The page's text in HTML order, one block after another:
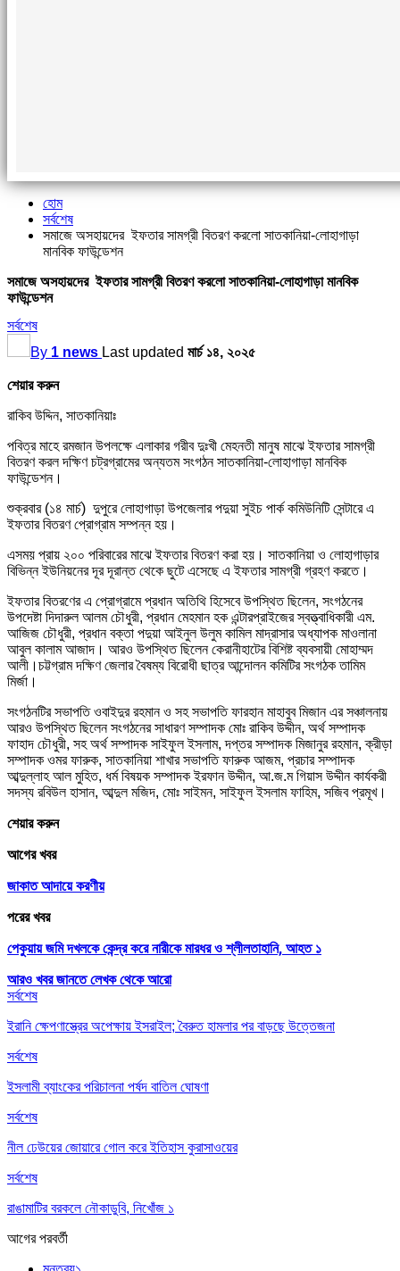
হোম
সর্বশেষ
সমাজে অসহায়দের ইফতার সামগ্রী বিতরণ করলো সাতকানিয়া-লোহাগাড়া
মানবিক ফাউন্ডেশন
সমাজে অসহায়দের ইফতার সামগ্রী বিতরণ করলো সাতকানিয়া-লোহাগাড়া মানবিক
ফাউন্ডেশন
সর্বশেষ
By 1 news Last updated মার্চ ১৪, ২০২৫
শেয়ার করুন
রাকিব উদ্দিন, সাতকানিয়াঃ
পবিত্র মাহে রমজান উপলক্ষে এলাকার গরীব দুঃখী মেহনতী মানুষ মাঝে ইফতার সামগ্রী
বিতরণ করল দক্ষিণ চট্রগ্রামের অন্যতম সংগঠন সাতকানিয়া-লোহাগাড়া মানবিক
ফাউন্ডেশন।
শুক্রবার (১৪ মার্চ) দুপুরে লোহাগাড়া উপজেলার পদুয়া সুইচ পার্ক কমিউনিটি সেন্টারে এ
ইফতার বিতরণ প্রোগ্রাম সম্পন্ন হয়।
এসময় প্রায় ২০০ পরিবারের মাঝে ইফতার বিতরণ করা হয়। সাতকানিয়া ও লোহাগাড়ার
বিভিন্ন ইউনিয়নের দূর দূরান্ত থেকে ছুটে এসেছে এ ইফতার সামগ্রী গ্রহণ করতে।
ইফতার বিতরণের এ প্রোগ্রামে প্রধান অতিথি হিসেবে উপস্থিত ছিলেন, সংগঠনের
উপদেষ্টা দিদারুল আলম চৌধুরী, প্রধান মেহমান হক এন্টারপ্রাইজের স্বত্ত্বাধিকারী এম.
আজিজ চৌধুরী, প্রধান বক্তা পদুয়া আইনুল উলুম কামিল মাদ্রাসার অধ্যাপক মাওলানা
আবুল কালাম আজাদ। আরও উপস্থিত ছিলেন কেরানীহাটের বিশিষ্ট ব্যবসায়ী মোহাম্মদ
আলী।চট্টগ্রাম দক্ষিণ জেলার বৈষম্য বিরোধী ছাত্র আন্দোলন কমিটির সংগঠক তামিম
মির্জা।
সংগঠনটির সভাপতি ওবাইদুর রহমান ও সহ সভাপতি ফারহান মাহাবুব মিজান এর সঞ্চালনায়
আরও উপস্থিত ছিলেন সংগঠনের সাধারণ সম্পাদক মোঃ রাকিব উদ্দীন, অর্থ সম্পাদক
ফাহাদ চৌধুরী, সহ অর্থ সম্পাদক সাইফুল ইসলাম, দপ্তর সম্পাদক মিজানুর রহমান, ক্রীড়া
সম্পাদক ওমর ফারুক, সাতকানিয়া শাখার সভাপতি ফারুক আজম, প্রচার সম্পাদক
আব্দুল্লাহ আল মুহিত, ধর্ম বিষয়ক সম্পাদক ইরফান উদ্দীন, আ.জ.ম গিয়াস উদ্দীন কার্যকরী
সদস্য রবিউল হাসান, আব্দুল মজিদ, মোঃ সাইমন, সাইফুল ইসলাম ফাহিম, সজিব প্রমূখ।
শেয়ার করুন
আগের খবর
জাকাত আদায়ে করণীয়
পরের খবর
পেকুয়ায় জমি দখলকে কেন্দ্র করে নারীকে মারধর ও শ্লীলতাহানি, আহত ১
আরও খবর জানতে লেখক থেকে আরো
সর্বশেষ
ইরানি ক্ষেপণাস্ত্রের অপেক্ষায় ইসরাইল; বৈরুত হামলার পর বাড়ছে উত্তেজনা
সর্বশেষ
ইসলামী ব্যাংকের পরিচালনা পর্ষদ বাতিল ঘোষণা
সর্বশেষ
নীল ঢেউয়ের জোয়ারে গোল করে ইতিহাস কুরাসাওয়ের
সর্বশেষ
রাঙামাটির বরকলে নৌকাডুবি, নিখোঁজ ১
আগেরপরবর্তী